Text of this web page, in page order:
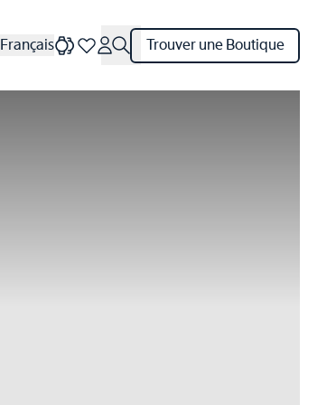
Français Trouver une Boutique